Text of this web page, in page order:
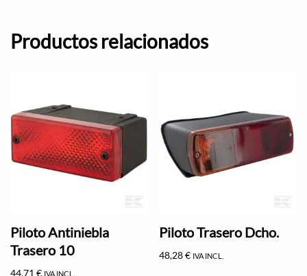
Productos relacionados
Piloto Antiniebla
Trasero 10
44,71 € IVA INCL.
Piloto Trasero Dcho.
48,28€ IVA INCL.